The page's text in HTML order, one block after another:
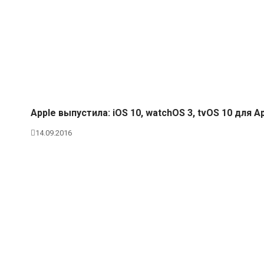
Apple выпустила: iOS 10, watchOS 3, tvOS 10 для
14.09.2016